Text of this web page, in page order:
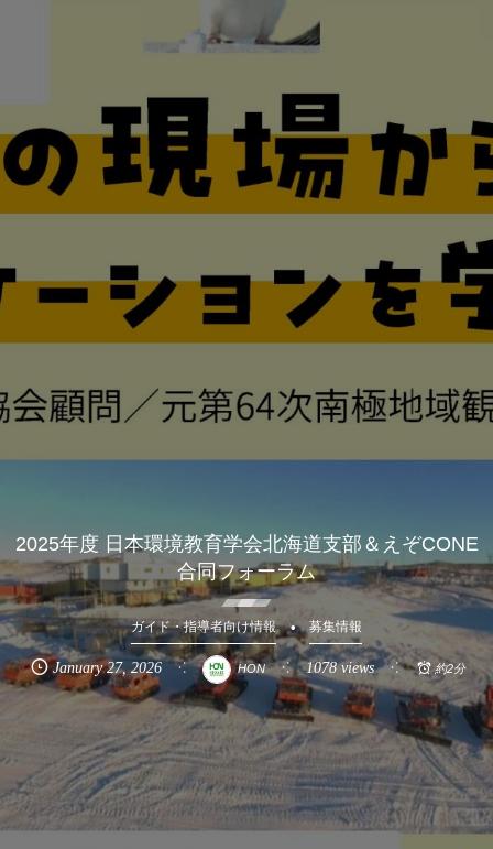
2025年度 日本環境教育学会北海道支部＆えぞCONE
合同フォーラム
ガイド・指導者向け情報 募集情報
January 27,2026 HON 1078 views 約2分